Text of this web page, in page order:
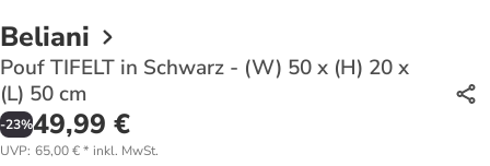
Beliani
Pouf TIFELT in Schwarz - (W) 50 x (H) 20 x
(L) 50 cm
-23%49,99 €
UVP: 65,00 €* inkl. MwSt.